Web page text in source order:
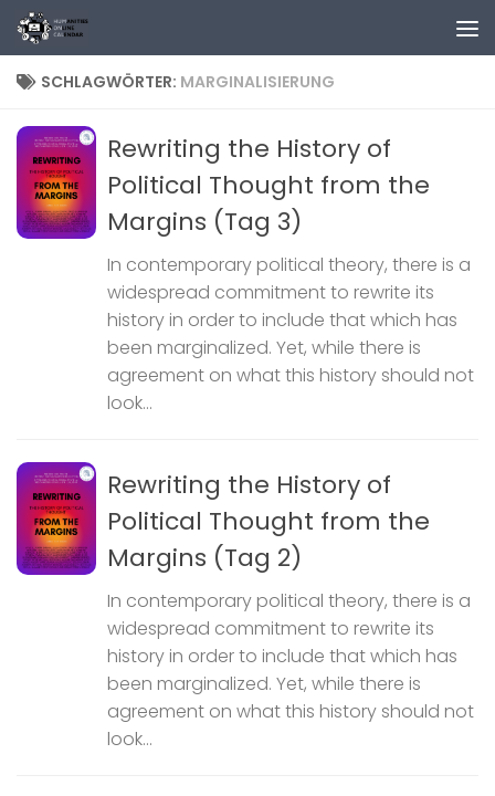
Zum Inhalt springen
SCHLAGWÖRTER: MARGINALISIERUNG
Rewriting the History of
Political Thought from the
Margins (Tag 3)
In contemporary political theory, there is a
widespread commitment to rewrite its
history in order to include that which has
been marginalized. Yet, while there is
agreement on what this history should not
look...
Rewriting the History of
Political Thought from the
Margins (Tag 2)
In contemporary political theory, there is a
widespread commitment to rewrite its
history in order to include that which has
been marginalized. Yet, while there is
agreement on what this history should not
look...